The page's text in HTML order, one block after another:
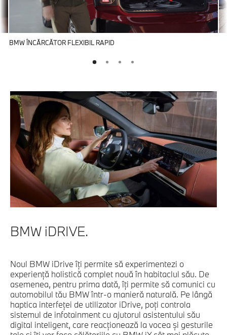
BMW ÎNCĂRCĂTOR FLEXIBIL RAPID
BMW iDRIVE.
Noul BMW iDrive îţi permite să experimentezi o
experienţă holistică complet nouă în habitaclul său. De
asemenea, pentru prima dată, îţi permite să comunici cu
automobilul tău BMW într-o manieră naturală. Pe lângă
haptica interfeţei de utilizator iDrive, poţi controla
sistemul de infotainment cu ajutorul asistentului său
digital inteligent, care reacţionează la vocea şi gesturile